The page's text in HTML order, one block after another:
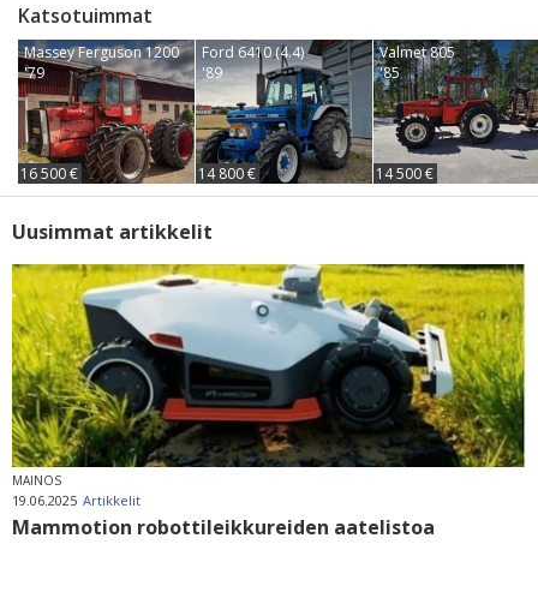
Katsotuimmat
Massey Ferguson 1200
'79
16 500 €
Ford 6410 (4.4)
'89
14 800 €
Valmet 805
'85
14 500 €
Uusimmat artikkelit
MAINOS
19.06.2025 Artikkelit
Mammotion robottileikkureiden aatelistoa